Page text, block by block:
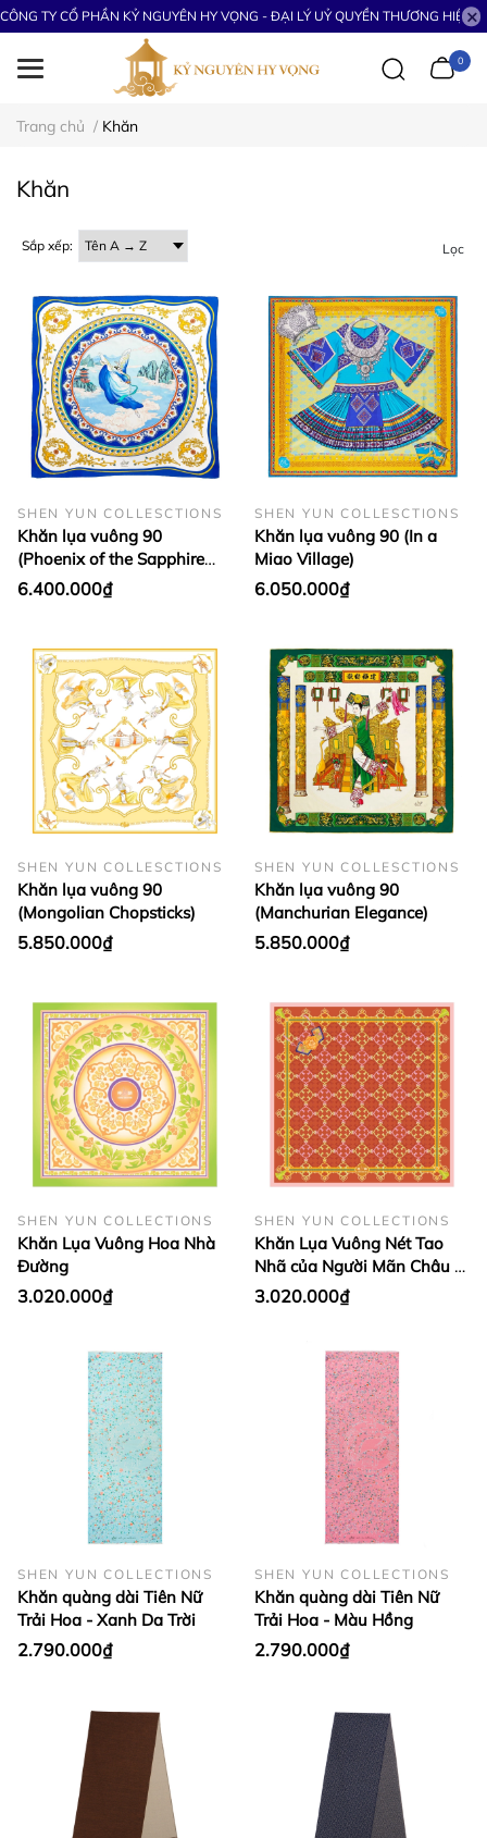
CÔNG TY CỔ PHẦN KỶ NGUYÊN HY VỌNG - ĐẠI LÝ UỶ QUYỀN THƯƠNG HIỆU
0
Trang chủ / Khăn
Khăn
Sắp xếp: Lọc
SHEN YUN COLLESCTIONS
Khăn lụa vuông 90
(Phoenix of the Sapphire
World)
6.400.000₫
SHEN YUN COLLESCTIONS
Khăn lụa vuông 90 (In a
Miao Village)
6.050.000₫
SHEN YUN COLLESCTIONS
Khăn lụa vuông 90
(Mongolian Chopsticks)
5.850.000₫
SHEN YUN COLLESCTIONS
Khăn lụa vuông 90
(Manchurian Elegance)
5.850.000₫
SHEN YUN COLLECTIONS
Khăn Lụa Vuông Hoa Nhà
Đường
3.020.000₫
SHEN YUN COLLECTIONS
Khăn Lụa Vuông Nét Tao
Nhã của Người Mãn Châu -
Cam Đồng
3.020.000₫
SHEN YUN COLLECTIONS
Khăn quàng dài Tiên Nữ
Trải Hoa - Xanh Da Trời
2.790.000₫
SHEN YUN COLLECTIONS
Khăn quàng dài Tiên Nữ
Trải Hoa - Màu Hồng
2.790.000₫